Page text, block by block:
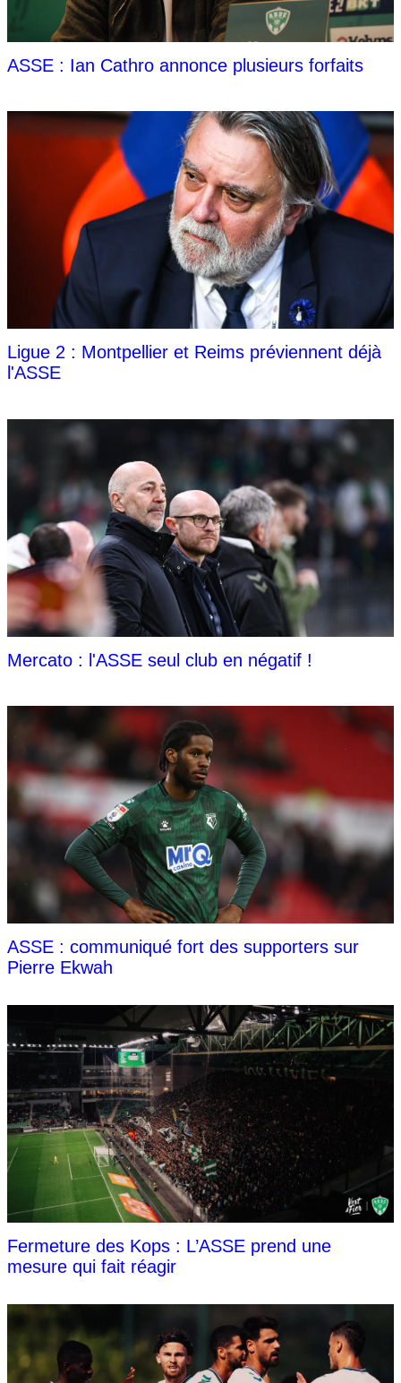
ASSE : Ian Cathro annonce plusieurs forfaits
Ligue 2 : Montpellier et Reims préviennent déjà
l'ASSE
Mercato : l'ASSE seul club en négatif !
ASSE : communiqué fort des supporters sur
Pierre Ekwah
Fermeture des Kops : L’ASSE prend une
mesure qui fait réagir